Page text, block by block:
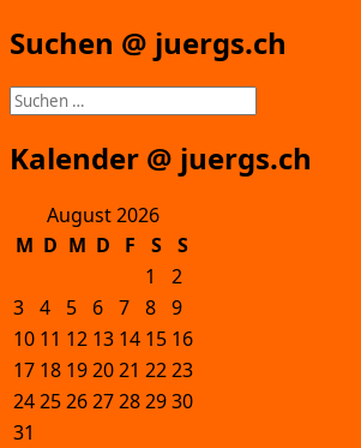
Suchen @ juergs.ch
Suchen
nach:
Kalender @ juergs.ch
August 2026
M D M D F S
S
1
2
3 4 5 6 7 8 9
10 11 12 13 14 15 16
17 18 192021 2223
24252627282930
31